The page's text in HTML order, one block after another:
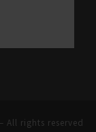
– All rights reserved